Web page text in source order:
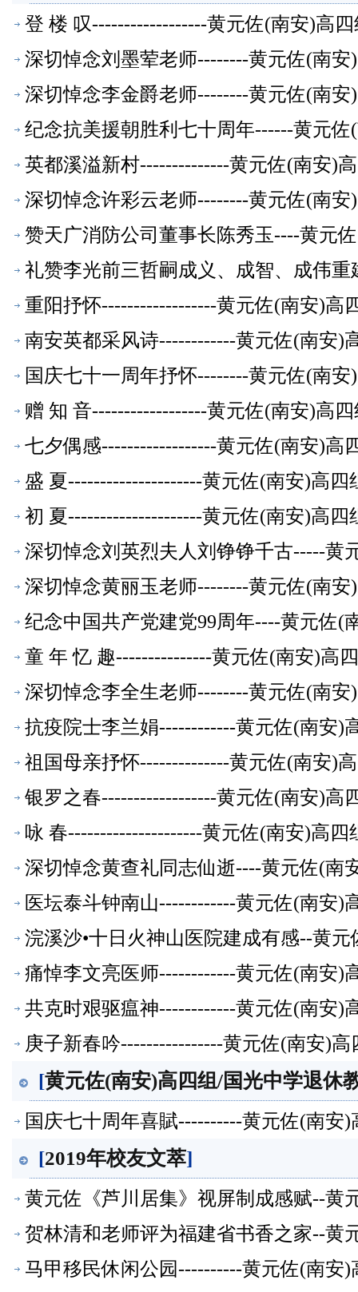
登 楼 叹------------------黄元佐(南安)高
深切悼念刘墨荤老师--------黄元佐(南
深切悼念李金爵老师--------黄元佐(南
纪念抗美援朝胜利七十周年------黄元
英都溪溢新村--------------黄元佐(南安)
深切悼念许彩云老师--------黄元佐(南
赞天广消防公司董事长陈秀玉----黄元
礼赞李光前三哲嗣成义、成智、成伟
休教师【校友文萃】
重阳抒怀------------------黄元佐(南安)高
南安英都采风诗------------黄元佐(南安)
国庆七十一周年抒怀--------黄元佐(南
赠 知 音------------------黄元佐(南安)高
七夕偶感------------------黄元佐(南安)高
盛 夏---------------------黄元佐(南安)高
初 夏---------------------黄元佐(南安)高
深切悼念刘英烈夫人刘铮铮千古-----黄
萃】
深切悼念黄丽玉老师--------黄元佐(南
纪念中国共产党建党99周年----黄元佐(
童 年 忆 趣---------------黄元佐(南安)高
深切悼念李全生老师--------黄元佐(南
抗疫院士李兰娟------------黄元佐(南安)
祖国母亲抒怀--------------黄元佐(南安)
银罗之春------------------黄元佐(南安)高
咏 春---------------------黄元佐(南安)高
深切悼念黄查礼同志仙逝----黄元佐(南
医坛泰斗钟南山------------黄元佐(南安)
浣溪沙•十日火神山医院建成有感--黄
痛悼李文亮医师------------黄元佐(南安)
共克时艰驱瘟神------------黄元佐(南安)
庚子新春吟----------------黄元佐(南安)
[黄元佐(南安)高四组/国光中学退休
国庆七十周年喜賦----------黄元佐(南安
[2019年校友文萃]
黄元佐《芦川居集》视屏制成感赋--黄
萃】
贺林清和老师评为福建省书香之家--黄
萃】
马甲移民休闲公园----------黄元佐(南安